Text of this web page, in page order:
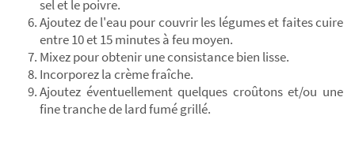
sel et le poivre.
Ajoutez de l'eau pour couvrir les légumes et faites cuire
entre 10 et 15 minutes à feu moyen.
Mixez pour obtenir une consistance bien lisse.
Incorporez la crème fraîche.
Ajoutez éventuellement quelques croûtons et/ou une
fine tranche de lard fumé grillé.